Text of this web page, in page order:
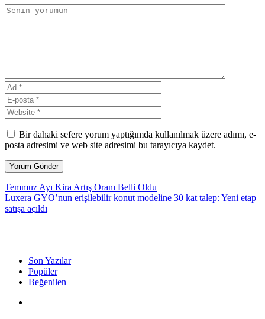
Bir dahaki sefere yorum yaptığımda kullanılmak üzere adımı, e-
posta adresimi ve web site adresimi bu tarayıcıya kaydet.
Temmuz Ayı Kira Artış Oranı Belli Oldu
Luxera GYO’nun erişilebilir konut modeline 30 kat talep: Yeni etap
satışa açıldı
Son Yazılar
Popüler
Beğenilen